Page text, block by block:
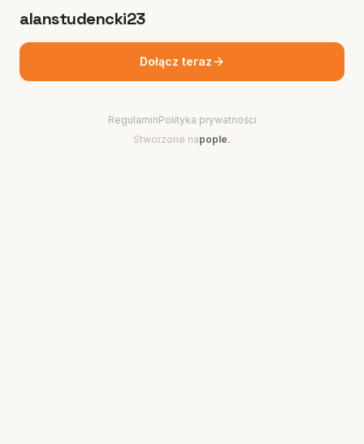
alanstudencki23
Dołącz teraz
RegulaminPolityka prywatności
Stworzone napople.